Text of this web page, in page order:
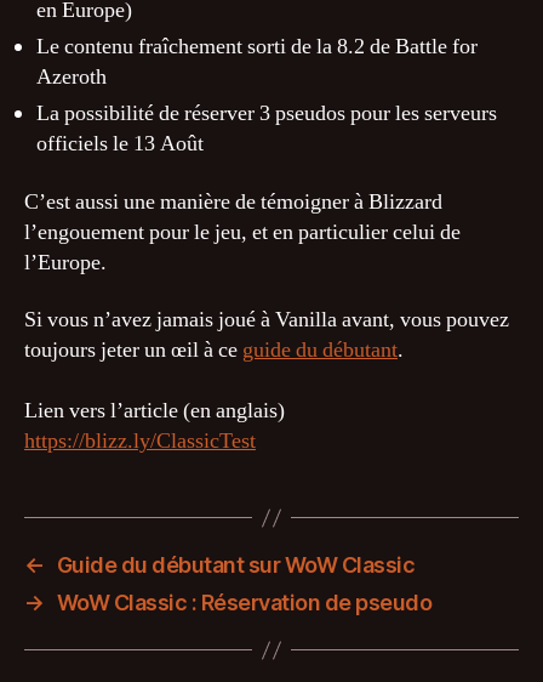
en Europe)
Le contenu fraîchement sorti de la 8.2 de Battle for
Azeroth
La possibilité de réserver 3 pseudos pour les serveurs
officiels le 13 Août
C’est aussi une manière de témoigner à Blizzard
l’engouement pour le jeu, et en particulier celui de
l’Europe.
Si vous n’avez jamais joué à Vanilla avant, vous pouvez
toujours jeter un œil à ce guide du débutant.
Lien vers l’article (en anglais)
https://blizz.ly/ClassicTest
←
Guide du débutant sur WoW Classic
→ WoW Classic : Réservation de pseudo